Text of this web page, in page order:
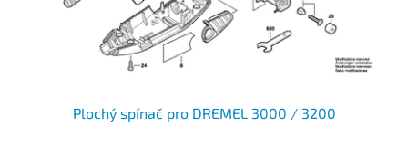
Plochý spínač pro DREMEL 3000 / 3200